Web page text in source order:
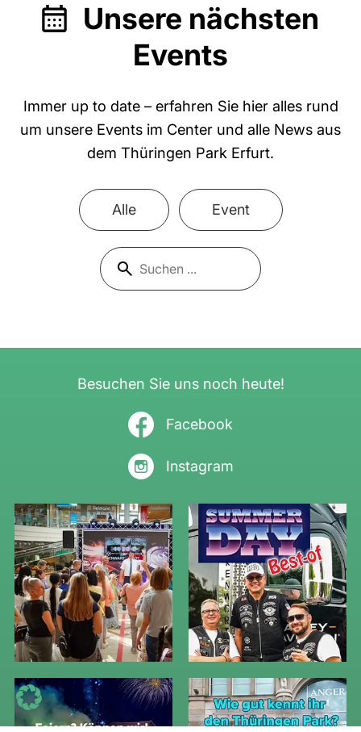
Unsere nächsten
Events
Immer up to date – erfahren Sie hier alles rund
um unsere Events im Center und alle News aus
dem Thüringen Park Erfurt.
Alle Event
Besuchen Sie uns noch heute!
Facebook
Instagram